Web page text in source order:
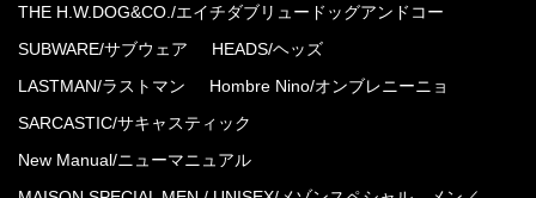
THE H.W.DOG&CO./エイチダブリュードッグアンドコー
SUBWARE/サブウェア HEADS/ヘッズ
LASTMAN/ラストマン Hombre Nino/オンブレニーニョ
SARCASTIC/サキャスティック
New Manual/ニューマニュアル